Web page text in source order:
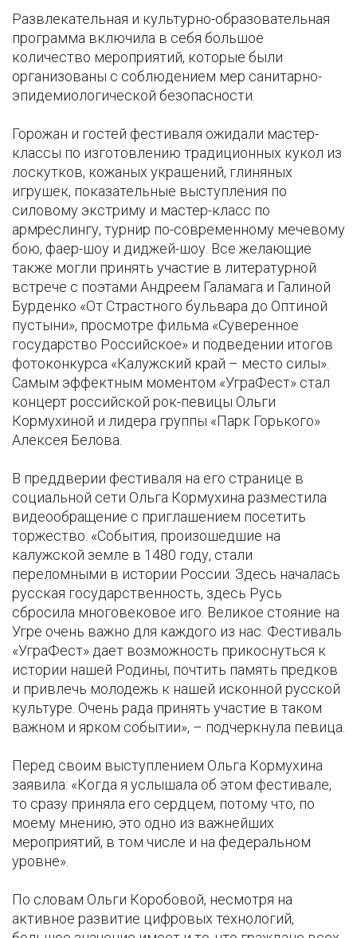
Развлекательная и культурно-образовательная
программа включила в себя большое
количество мероприятий, которые были
организованы с соблюдением мер санитарно-
эпидемиологической безопасности.
Горожан и гостей фестиваля ожидали мастер-
классы по изготовлению традиционных кукол из
лоскутков, кожаных украшений, глиняных
игрушек, показательные выступления по
силовому экстриму и мастер-класс по
армреслингу, турнир по-современному мечевому
бою, фаер-шоу и диджей-шоу. Все желающие
также могли принять участие в литературной
встрече с поэтами Андреем Галамага и Галиной
Бурденко «От Страстного бульвара до Оптиной
пустыни», просмотре фильма «Суверенное
государство Российское» и подведении итогов
фотоконкурса «Калужский край – место силы».
Самым эффектным моментом «УграФест» стал
концерт российской рок-певицы Ольги
Кормухиной и лидера группы «Парк Горького»
Алексея Белова.
В преддверии фестиваля на его странице в
социальной сети Ольга Кормухина разместила
видеообращение с приглашением посетить
торжество. «События, произошедшие на
калужской земле в 1480 году, стали
переломными в истории России. Здесь началась
русская государственность, здесь Русь
сбросила многовековое иго. Великое стояние на
Угре очень важно для каждого из нас. Фестиваль
«УграФест» дает возможность прикоснуться к
истории нашей Родины, почтить память предков
и привлечь молодежь к нашей исконной русской
культуре. Очень рада принять участие в таком
важном и ярком событии», – подчеркнула певица.
Перед своим выступлением Ольга Кормухина
заявила: «Когда я услышала об этом фестивале,
то сразу приняла его сердцем, потому что, по
моему мнению, это одно из важнейших
мероприятий, в том числе и на федеральном
уровне».
По словам Ольги Коробовой, несмотря на
активное развитие цифровых технологий,